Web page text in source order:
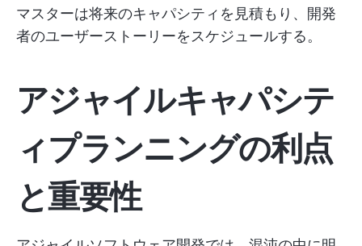
マスターは将来のキャパシティを見積もり、開発
者のユーザーストーリーをスケジュールする。
アジャイルキャパシテ
ィプランニングの利点
と重要性